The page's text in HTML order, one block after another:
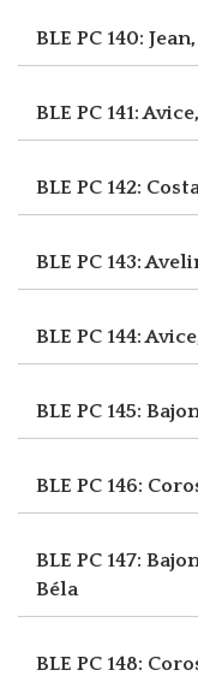
BLE PC 140:
BLE PC 141:
BLE PC 142:
BLE PC 143:
BLE PC 144:
BLE PC 145:
BLE PC 146:
BLE PC 147:
Béla
BLE PC 148: